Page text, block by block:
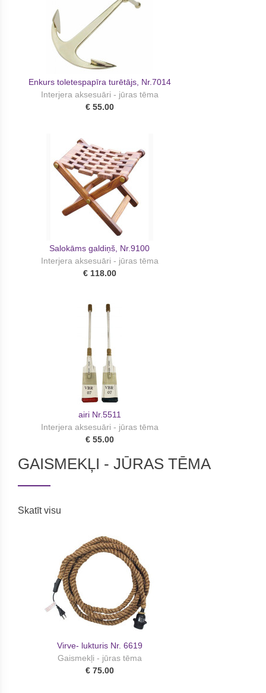
Enkurs toletespapīra turētājs, Nr.7014
Interjera aksesuāri - jūras tēma
€ 55.00
Salokāms galdiņš, Nr.9100
Interjera aksesuāri - jūras tēma
€ 118.00
airi Nr.5511
Interjera aksesuāri - jūras tēma
€ 55.00
GAISMEKĻI - JŪRAS TĒMA
Skatīt visu
Virve- lukturis Nr. 6619
Gaismekļi - jūras tēma
€ 75.00